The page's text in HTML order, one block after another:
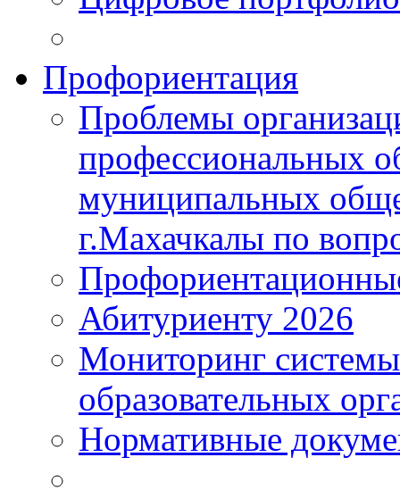
Профориентация
Проблемы
профессиональных
муниципальных
г.Махачкалы по
Абитуриенту 2026
Мониторинг
образовательных
Нормативные